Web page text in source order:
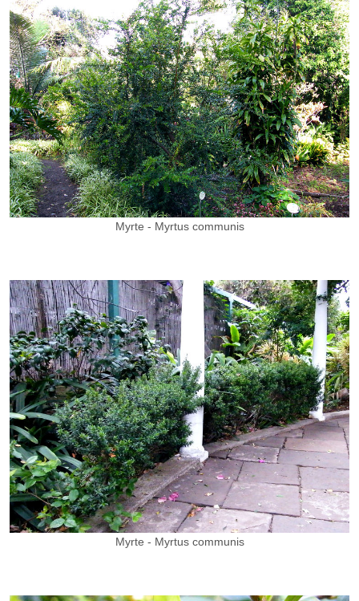
Myrte - Myrtus communis
Myrte - Myrtus communis